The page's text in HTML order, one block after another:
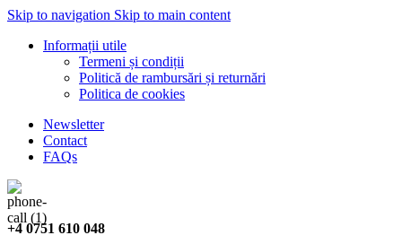
Skip to navigation Skip to main content
Informații utile
Termeni și condiții
Politică de rambursări și returnări
Politica de cookies
Newsletter
Contact
FAQs
+4 0751 610 048